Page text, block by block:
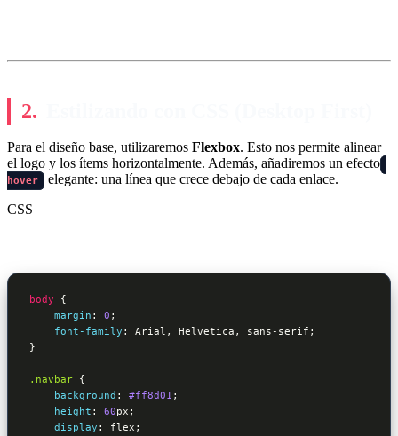
Para el diseño base, utilizaremos Flexbox. Esto nos permite alinear
el logo y los ítems horizontalmente. Además, añadiremos un efecto
hover
elegante: una línea que crece debajo de cada enlace.
CSS
body
{
margin : 0 ;
font-family : Arial, Helvetica, sans-serif
}
.navbar {
background : #ff8d01 ;
height : 60px ;
display : flex ;